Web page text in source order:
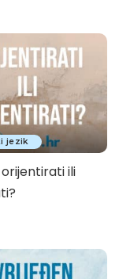
jezik
orijentirati ili